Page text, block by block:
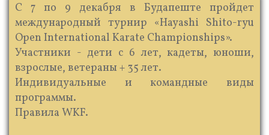
С 7 по 9 декабря в Будапеште пройдет
международный турнир «Hayashi Shito-ryu
Open International Karate Championships».
Участники - дети с 6 лет, кадеты, юноши,
взрослые, ветераны + 35 лет.
Индивидуальные и командные виды
программы.
Правила WKF.